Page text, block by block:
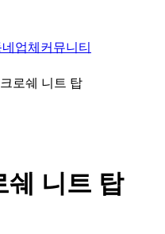
업체 커뮤니티
크로쉐 니트 탑
쉐 니트 탑